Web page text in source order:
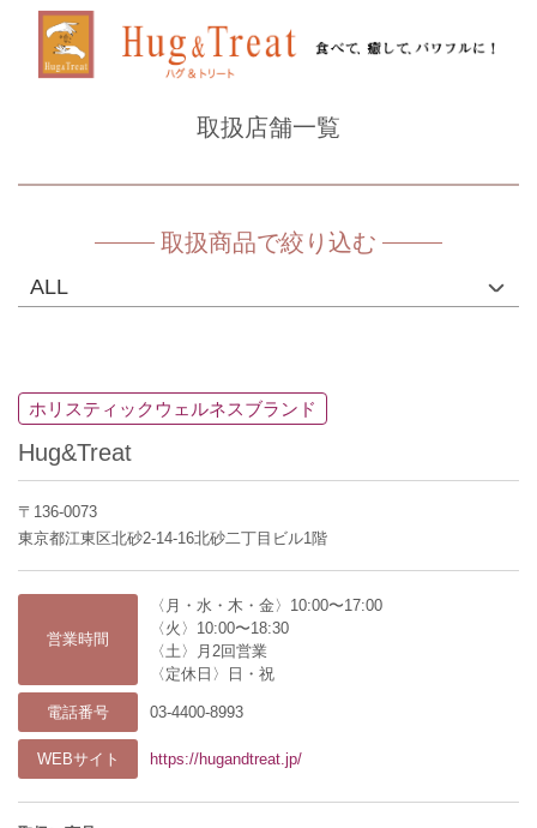
取扱店舗一覧
取扱商品で絞り込む
ホリスティックウェルネスブランド
Hug&Treat
〒136-0073
東京都江東区北砂2-14-16北砂二丁目ビル1階
営業時間
〈月・水・木・金〉10:00〜17:00
〈火〉10:00〜18:30
〈土〉月2回営業
〈定休日〉日・祝
電話番号 03-4400-8993
WEBサイト https://hugandtreat.jp/